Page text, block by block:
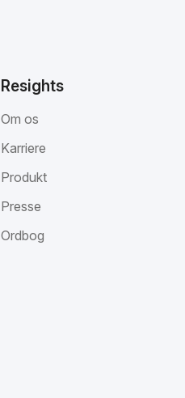
Resights
Om os
Karriere
Produkt
Presse
Ordbog